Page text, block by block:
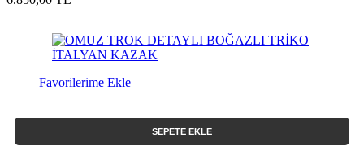
Favorilerime Ekle
SEPETE EKLE